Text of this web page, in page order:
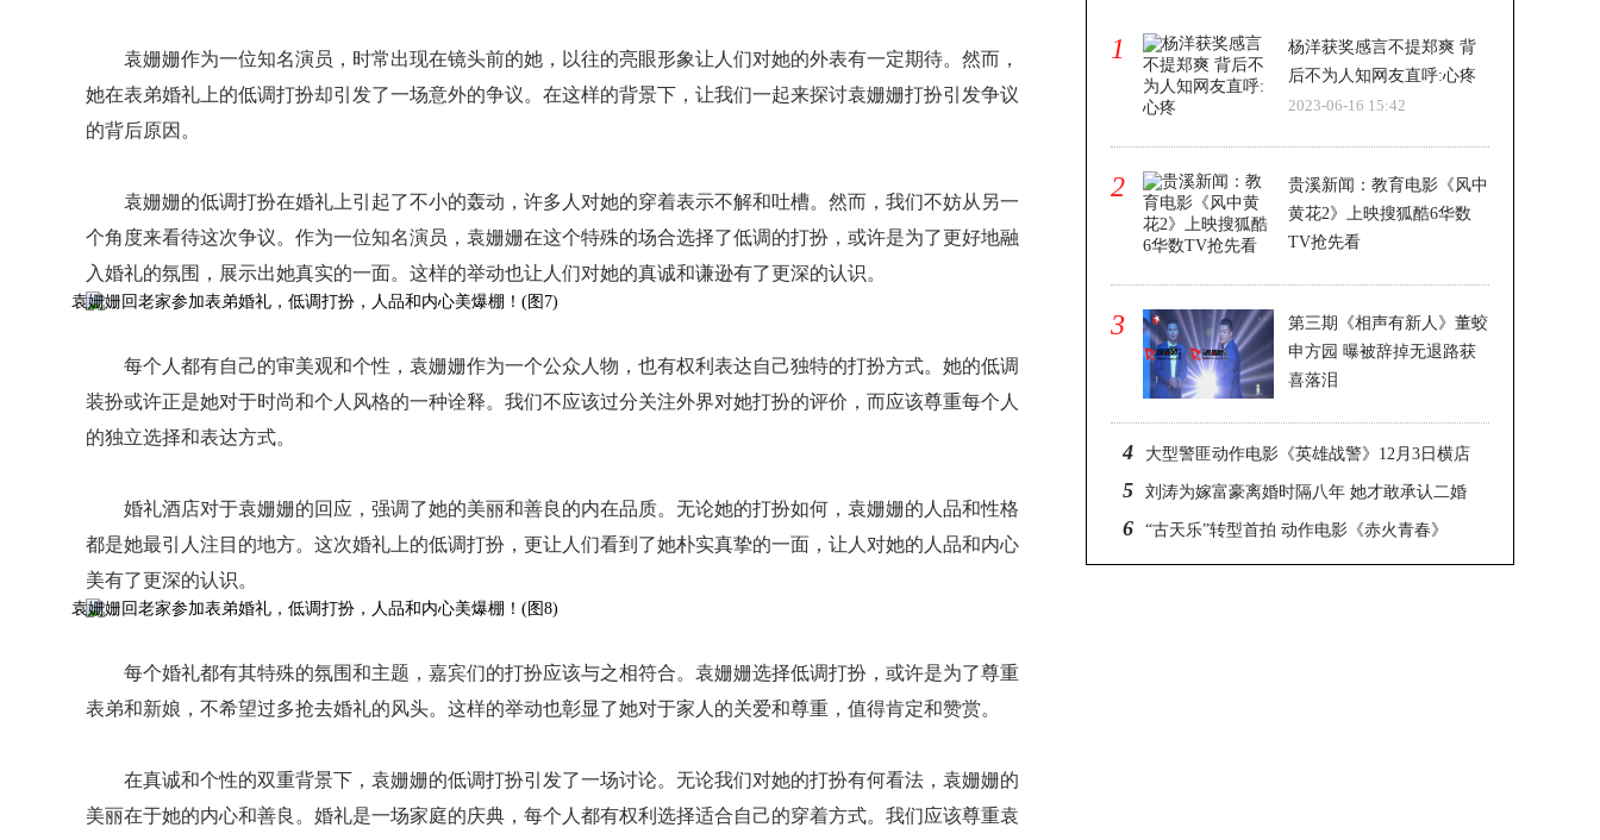
袁姗姗作为一位知名演员，时常出现在镜头前的她，以往的亮眼形象让人们对她的外表有一定期待。然而，
她在表弟婚礼上的低调打扮却引发了一场意外的争议。在这样的背景下，让我们一起来探讨袁姗姗打扮引发争议
的背后原因。
袁姗姗的低调打扮在婚礼上引起了不小的轰动，许多人对她的穿着表示不解和吐槽。然而，我们不妨从另一
个角度来看待这次争议。作为一位知名演员，袁姗姗在这个特殊的场合选择了低调的打扮，或许是为了更好地融
入婚礼的氛围，展示出她真实的一面。这样的举动也让人们对她的真诚和谦逊有了更深的认识。
每个人都有自己的审美观和个性，袁姗姗作为一个公众人物，也有权利表达自己独特的打扮方式。她的低调
装扮或许正是她对于时尚和个人风格的一种诠释。我们不应该过分关注外界对她打扮的评价，而应该尊重每个人
的独立选择和表达方式。
婚礼酒店对于袁姗姗的回应，强调了她的美丽和善良的内在品质。无论她的打扮如何，袁姗姗的人品和性格
都是她最引人注目的地方。这次婚礼上的低调打扮，更让人们看到了她朴实真挚的一面，让人对她的人品和内心
美有了更深的认识。
每个婚礼都有其特殊的氛围和主题，嘉宾们的打扮应该与之相符合。袁姗姗选择低调打扮，或许是为了尊重
表弟和新娘，不希望过多抢去婚礼的风头。这样的举动也彰显了她对于家人的关爱和尊重，值得肯定和赞赏。
在真诚和个性的双重背景下，袁姗姗的低调打扮引发了一场讨论。无论我们对她的打扮有何看法，袁姗姗的
美丽在于她的内心和善良。婚礼是一场家庭的庆典，每个人都有权利选择适合自己的穿着方式。我们应该尊重袁
1
杨洋获奖感言不提郑爽 背
后不为人知网友直呼:心疼
2023-06-16 15:42
2
贵溪新闻：教育电影《风中
黄花2》上映搜狐酷6华数
TV抢先看
3
第三期《相声有新人》董蛟
申方园 曝被辞掉无退路获
喜落泪
4 大型警匪动作电影《英雄战警》12月3日横店
开机
5 刘涛为嫁富豪离婚时隔八年 她才敢承认二婚
的真相
6 “古天乐”转型首拍 动作电影《赤火青春》